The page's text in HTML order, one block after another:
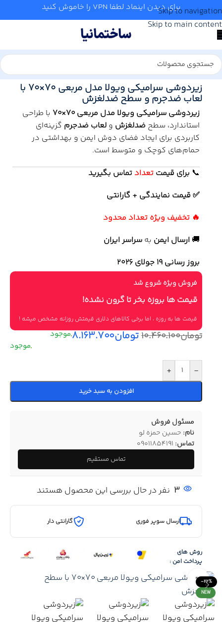
Skip to navigation
Skip to main content
برای دیدن اینماد لطفا VPN را خاموش کنید
سرویس بهداشتی
-22%
NEW
Click to enlarge
زیردوشی سرامیکی ویولا مدل مربعی ۷۰×۷۰ با
لعاب ضدجرم و سطح ضدلغزش
زیردوشی سرامیکی ویولا مدل مربعی ۷۰×۷۰
با طراحی
استاندارد، سطح ضدلغزش و لعاب ضدجرم گزینه‌ای
کاربردی برای ایجاد فضای دوش ایمن و بهداشتی در
حمام‌های کوچک و متوسط است.
📞 برای قیمت تعداد تماس بگیرید
✅ قیمت نمایندگی + گارانتی
🔥 تخفیف ویژه تعداد محدود
🚚 ارسال ایمن به سراسر ایران
بروز رسانی 19 جولای ۲۰۲۶
فروش ویژه شروع شد
قیمت ها بروزه بخر تا گرون نشده!
قیمت ها به روزه ، اما برخی کالاهای دلاری قیمتش روزانه مشخص میشه !
تومان۱۰.۴۶۰.۱۰۰تومان۸.۱۶۳.۷۰۰
-
+
افزودن به سبد خرید
مسئول فروش
نام: حسین حمزه لو
تماس: 09011854191
تماس مستقیم
3 نفر در حال بررسی این محصول هستند
ارسال سوپر فوری گارانتی دار
روش های
پرداخت امن :